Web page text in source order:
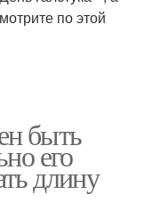
по этой
быть
его
длину